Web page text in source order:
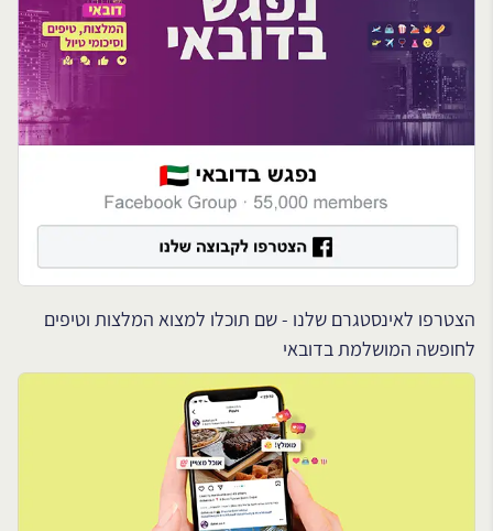
הצטרפו לאינסטגרם שלנו - שם תוכלו למצוא המלצות וטיפים
לחופשה המושלמת בדובאי